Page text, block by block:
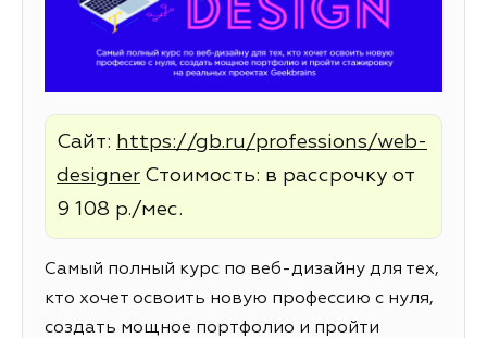
Сайт: https://gb.ru/professions/web-
designer Стоимость: в рассрочку от
9 108 р./мес.
Самый полный курс по веб-дизайну для тех,
кто хочет освоить новую профессию с нуля,
создать мощное портфолио и пройти